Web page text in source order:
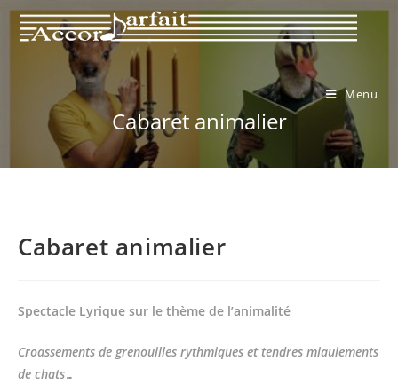
Menu
Cabaret animalier
Cabaret animalier
Spectacle Lyrique sur le thème de l’animalité
Croassements de grenouilles rythmiques et tendres miaulements
de chats…